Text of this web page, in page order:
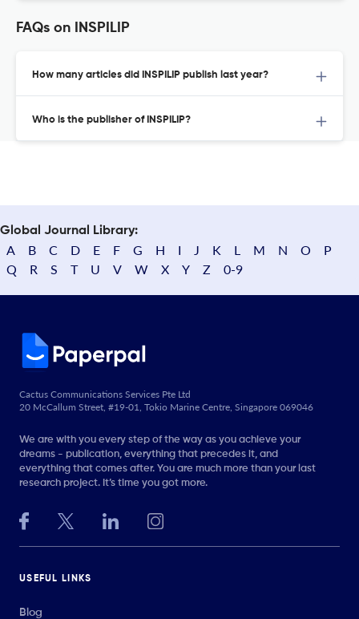
FAQs on INSPILIP
How many articles did INSPILIP publish last year?
Who is the publisher of INSPILIP?
Global Journal Library:
A B C D E F G H I J K L M N O
P
Q
R S T U V W X Y Z 0-9
Cactus Communications Services Pte Ltd
20 McCallum Street, #19-01, Tokio Marine Centre, Singapore 069046
We are with you every step of the way as you achieve your
dreams - publication, everything that precedes it, and
everything that comes after. You are much more than your last
research project. It’s time you got more.
USEFUL LINKS
Blog